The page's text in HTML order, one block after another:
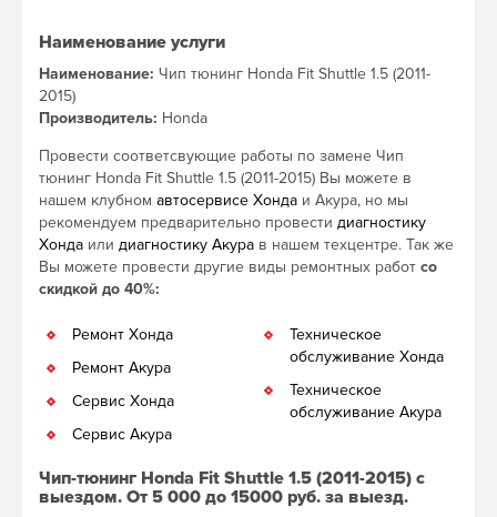
Наименование услуги
Наименование: Чип тюнинг Honda Fit Shuttle 1.5 (2011-
2015)
Производитель: Honda
Провести соответсвующие работы по замене Чип
тюнинг Honda Fit Shuttle 1.5 (2011-2015) Вы можете в
нашем клубном автосервисе Хонда и Акура, но мы
рекомендуем предварительно провести диагностику
Хонда или диагностику Акура в нашем техцентре. Так же
Вы можете провести другие виды ремонтных работ со
скидкой до 40%:
Ремонт Хонда
Ремонт Акура
Сервис Хонда
Сервис Акура
Техническое
обслуживание Хонда
Техническое
обслуживание Акура
Чип-тюнинг Honda Fit Shuttle 1.5 (2011-2015) с
выездом. От 5 000 до 15000 руб. за выезд.